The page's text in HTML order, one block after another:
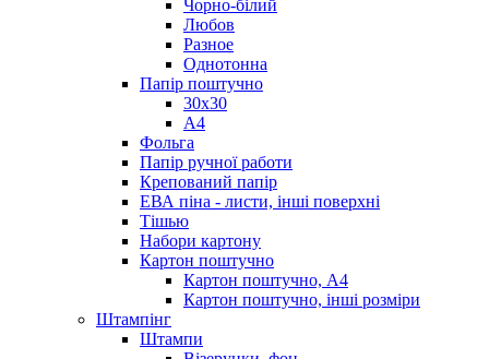
Чорно-білий
Любов
Разное
Однотонна
Папір поштучно
30х30
А4
Фольга
Папір ручної работи
Крепований папір
ЕВА піна - листи, інші поверхні
Тішью
Набори картону
Картон поштучно
Картон поштучно, А4
Картон поштучно, інші розміри
Штампінг
Штампи